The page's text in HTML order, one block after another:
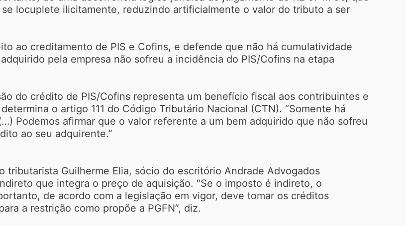
locuplete ilicitamente, reduzindo artificialmente o valor do tributo a ser
ao creditamento de PIS e Cofins, e defende que não há cumulatividade
pela empresa não sofreu a incidência do PIS/Cofins na etapa
do crédito de PIS/Cofins representa um benefício fiscal aos contribuintes e
o artigo 111 do Código Tributário Nacional (CTN). “Somente há
Podemos afirmar que o valor referente a um bem adquirido que não sofreu
ao seu adquirente.”
tributarista Guilherme Elia, sócio do escritório Andrade Advogados
que integra o preço de aquisição. “Se o imposto é indireto, o
de acordo com a legislação em vigor, deve tomar os créditos
a restrição como propõe a PGFN”, diz.